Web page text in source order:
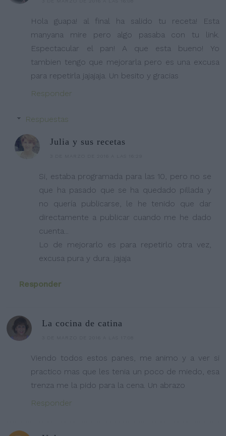
Hola guapa! al final ha salido tu receta! Esta
manyana mire pero algo pasaba con tu link.
Espectacular el pan! A que esta bueno! Yo
tambien tengo que mejorarla pero es una excusa
para repetirla jajajaja. Un besito y gracias
Responder
Respuestas
Julia y sus recetas
Si, estaba programada para las 10, pero no se
que ha pasado que se ha quedado pillada y
no quería publicarse, le he tenido que dar
directamente a publicar cuando me he dado
cuenta...
Lo de mejorarlo es para repetirlo otra vez,
excusa pura y dura...jajaja
Responder
La cocina de catina
Viendo todos estos panes, me animo y a ver si
practico mas que les tenia un poco de miedo, esa
trenza me la pido para la cena. Un abrazo
Responder